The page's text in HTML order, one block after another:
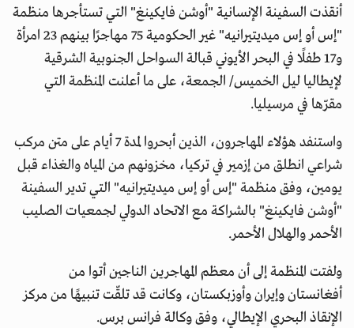
أنقذت السفينة الإنسانية "أوشن فايكينغ" التي تستأجرها منظمة
"إس أو إس ميديتيرانيه" غير الحكومية 75 مهاجرًا بينهم 23 امرأة
و17 طفلًا في البحر الأيوني قبالة السواحل الجنوبية الشرقية
لإيطاليا ليل الخميس/ الجمعة، على ما أعلنت المنظمة التي
مقرّها في مرسيليا.
واستنفد هؤلاء المهاجرون، الذين أبحروا لمدة 7 أيام على متن مركب
شراعي انطلق من إزمير في تركيا، مخزونهم من المياه والغذاء قبل
يومين، وفق منظمة "إس أو إس ميديتيرانيه" التي تدير السفينة
"أوشن فايكينغ" بالشراكة مع الاتحاد الدولي لجمعيات الصليب
الأحمر والهلال الأحمر.
ولفتت المنظمة إلى أن معظم المهاجرين الناجين أتوا من
أفغانستان وإيران وأوزبكستان، وكانت قد تلقّت تنبيهًا من مركز
الإنقاذ البحري الإيطالي، وفق وكالة فرانس برس.